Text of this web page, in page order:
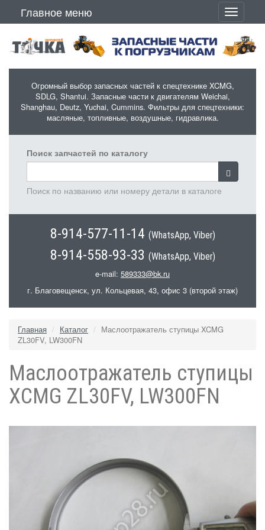
Главное меню
Toggle
Огромный выбор запасных частей к спецтехнике XCMG,
SDLG, Shantui. Запасные части к двигателям Weichai,
Shanghau, Deutz, Yuchai, Cummins. Фильтры для спецтехники:
масляные, топливные, воздушные, гидравлика.
Поиск запчастей по каталогу
Поиск по названию или номеру детали в каталоге
8-914-577-11-14 (WhatsApp, Viber)
8-914-558-93-33 (WhatsApp, Viber)
e-mail: 589333@bk.ru
г. Благовещенск, ул. Кольцевая, 43, офис 3 (второй этаж)
Главная Каталог
Маслоотражатель ступицы XCMG
ZL30FV, LW300FN
Маслоотражатель ступицы
XCMG ZL30FV, LW300FN